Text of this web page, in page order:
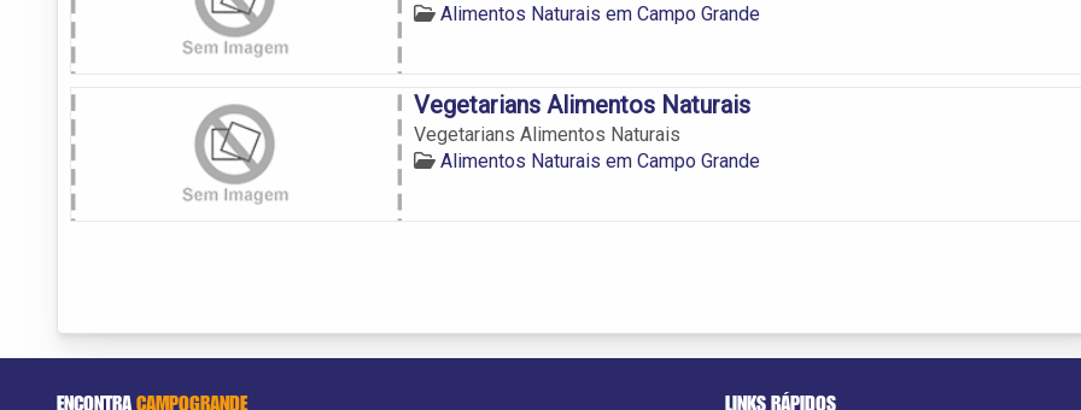
Alimentos Naturais em Campo Grande
Vegetarians Alimentos Naturais
Vegetarians Alimentos Naturais
Alimentos Naturais em Campo Grande
ENCONTRACAMPOGRANDE LINKS RÁPIDOS